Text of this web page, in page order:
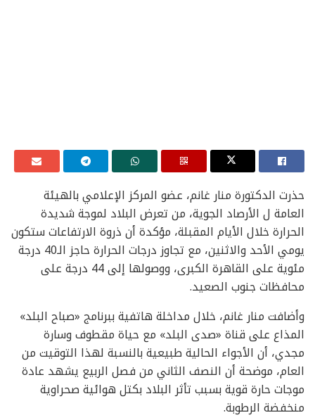
حذرت الدكتورة منار غانم، عضو المركز الإعلامي بالهيئة
العامة ل الأرصاد الجوية، من تعرض البلاد لموجة شديدة
الحرارة خلال الأيام المقبلة، مؤكدة أن ذروة الارتفاعات ستكون
يومي الأحد والاثنين، مع تجاوز درجات الحرارة حاجز الـ40 درجة
مئوية على القاهرة الكبرى، ووصولها إلى 44 درجة على
محافظات جنوب الصعيد.
وأضافت منار غانم، خلال مداخلة هاتفية ببرنامج «صباح البلد»
المذاع على قناة «صدى البلد» مع حياة مقطوف وسارة
مجدي، أن الأجواء الحالية طبيعية بالنسبة لهذا التوقيت من
العام، موضحة أن النصف الثاني من فصل الربيع يشهد عادة
موجات حارة قوية بسبب تأثر البلاد بكتل هوائية صحراوية
منخفضة الرطوبة.